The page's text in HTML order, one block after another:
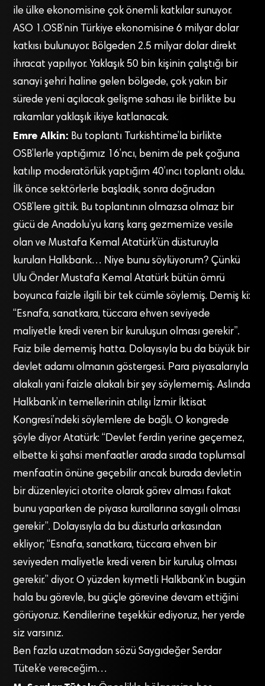
ile ülke ekonomisine çok önemli katkılar sunuyor.
ASO 1.OSB’nin Türkiye ekonomisine 6 milyar dolar
katkısı bulunuyor. Bölgeden 2.5 milyar dolar direkt
ihracat yapılıyor. Yaklaşık 50 bin kişinin çalıştığı bir
sanayi şehri haline gelen bölgede, çok yakın bir
sürede yeni açılacak gelişme sahası ile birlikte bu
rakamlar yaklaşık ikiye katlanacak.
Emre Alkin: Bu toplantı Turkishtime’la birlikte
OSB’lerle yaptığımız 16’ncı, benim de pek çoğuna
katılıp moderatörlük yaptığım 40’ıncı toplantı oldu.
İlk önce sektörlerle başladık, sonra doğrudan
OSB’lere gittik. Bu toplantının olmazsa olmaz bir
gücü de Anadolu’yu karış karış gezmemize vesile
olan ve Mustafa Kemal Atatürk’ün düsturuyla
kurulan Halkbank… Niye bunu söylüyorum? Çünkü
Ulu Önder Mustafa Kemal Atatürk bütün ömrü
boyunca faizle ilgili bir tek cümle söylemiş. Demiş ki:
“Esnafa, sanatkara, tüccara ehven seviyede
maliyetle kredi veren bir kuruluşun olması gerekir”.
Faiz bile dememiş hatta. Dolayısıyla bu da büyük bir
devlet adamı olmanın göstergesi. Para piyasalarıyla
alakalı yani faizle alakalı bir şey söylememiş. Aslında
Halkbank’ın temellerinin atılışı İzmir İktisat
Kongresi’ndeki söylemlere de bağlı. O kongrede
şöyle diyor Atatürk: “Devlet ferdin yerine geçemez,
elbette ki şahsi menfaatler arada sırada toplumsal
menfaatin önüne geçebilir ancak burada devletin
bir düzenleyici otorite olarak görev alması fakat
bunu yaparken de piyasa kurallarına saygılı olması
gerekir”. Dolayısıyla da bu düsturla arkasından
ekliyor; “Esnafa, sanatkara, tüccara ehven bir
seviyeden maliyetle kredi veren bir kuruluş olması
gerekir.” diyor. O yüzden kıymetli Halkbank’ın bugün
hala bu görevle, bu güçle görevine devam ettiğini
görüyoruz. Kendilerine teşekkür ediyoruz, her yerde
siz varsınız.
Ben fazla uzatmadan sözü Saygıdeğer Serdar
Tütek’e vereceğim…